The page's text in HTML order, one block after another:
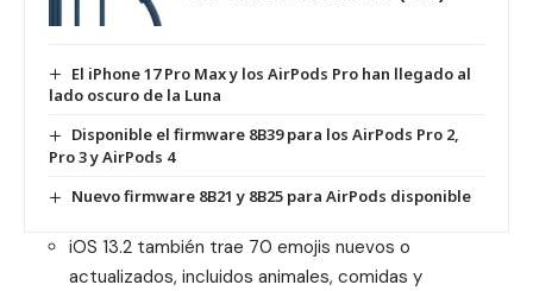
El iPhone 17 Pro Max y los AirPods Pro han llegado al
lado oscuro de la Luna
Disponible el firmware 8B39 para los AirPods Pro 2,
Pro 3 y AirPods 4
Nuevo firmware 8B21 y 8B25 para AirPods disponible
iOS 13.2 también trae 70 emojis nuevos o
actualizados, incluidos animales, comidas y